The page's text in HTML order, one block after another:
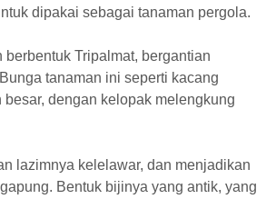
dipakai sebagai tanaman pergola.
berbentuk Tripalmat, bergantian
tanaman ini seperti kacang
dengan kelopak melengkung
lazimnya kelelawar, dan menjadikan
Bentuk bijinya yang antik, yang